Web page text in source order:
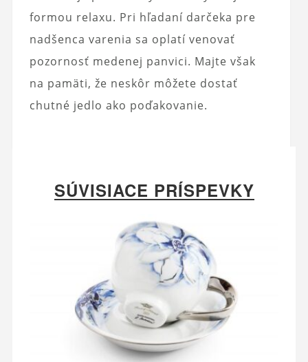
formou relaxu. Pri hľadaní darčeka pre
nadšenca varenia sa oplatí venovať
pozornosť medenej panvici. Majte však
na pamäti, že neskôr môžete dostať
chutné jedlo ako poďakovanie.
SÚVISIACE PRÍSPEVKY